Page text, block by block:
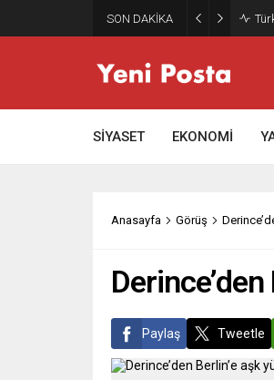
SON DAKİKA
SİYASET EKONOMİ
Anasayfa Görüş
Paylaş Tweetle